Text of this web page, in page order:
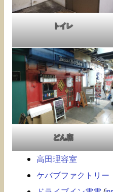
トイレ
どん底
高田理容室
ケバブファクトリー